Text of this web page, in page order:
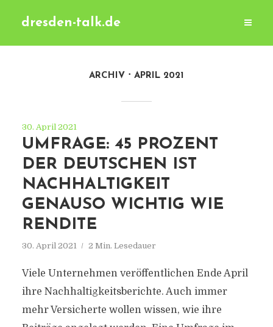
dresden-talk.de
ARCHIV APRIL 2021
30. April 2021
UMFRAGE: 45 PROZENT
DER DEUTSCHEN IST
NACHHALTIGKEIT
GENAUSO WICHTIG WIE
RENDITE
30. April 2021 2 Min. Lesedauer
Viele Unternehmen veröffentlichen Ende April
ihre Nachhaltigkeitsberichte. Auch immer
mehr Versicherte wollen wissen, wie ihre